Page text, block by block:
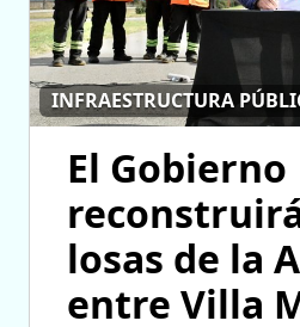
INFRAESTRUCTURA
El Gobierno
losas de la
entre Villa